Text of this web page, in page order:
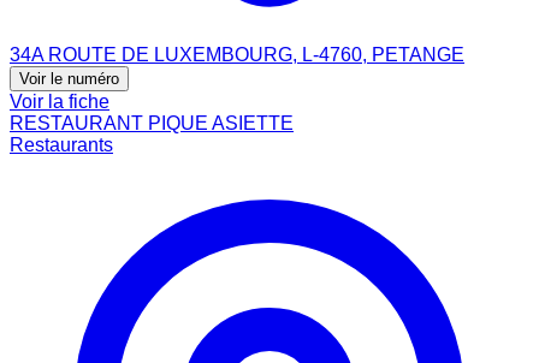
34A ROUTE DE LUXEMBOURG, L-4760, PETANGE
Voir le numéro
Voir la fiche
RESTAURANT PIQUE ASIETTE
Restaurants